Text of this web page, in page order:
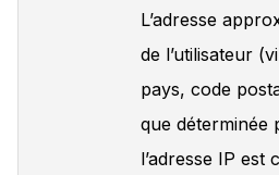
L’adresse
de l’utilisateur
pays, code
que déterminée
l’adresse IP est